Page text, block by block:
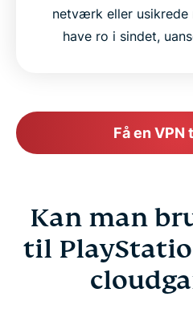
netværk eller
have ro i sindet,
Få en VPN
Kan man
til